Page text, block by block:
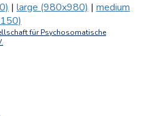
| large (980x980) | medium
für Psychosomatische